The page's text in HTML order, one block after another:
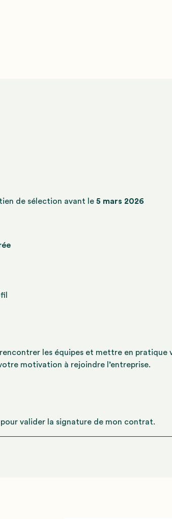
de sélection avant le5 mars 2026
les équipes et mettre en pratique
motivation à rejoindre l’entreprise.
valider la signature de mon contrat.